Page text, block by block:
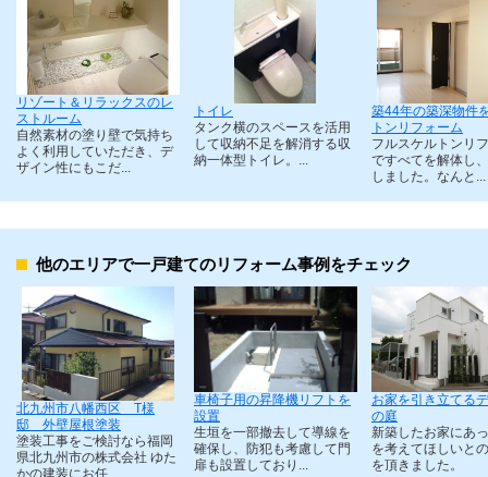
リゾート＆リラックスのレ
ストルーム
自然素材の塗り壁で気持ち
よく利用していただき、デ
ザイン性にもこだ...
トイレ
タンク横のスペースを活用
して収納不足を解消する収
納一体型トイレ。...
築44年の築深物件
トンリフォーム
フルスケルトンリ
ですべてを解体し
しました。なんと...
他のエリアで一戸建てのリフォーム事例をチェック
北九州市八幡西区 T様
邸 外壁屋根塗装
塗装工事をご検討なら福岡
県北九州市の株式会社 ゆた
かの建装にお任...
車椅子用の昇降機リフトを
設置
生垣を一部撤去して導線を
確保し、防犯も考慮して門
扉も設置しており...
お家を引き立てる
の庭
新築したお家にあ
を考えてほしいと
を頂きました。